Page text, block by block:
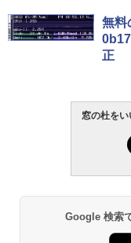
無料
正
窓の杜を
Google 検索